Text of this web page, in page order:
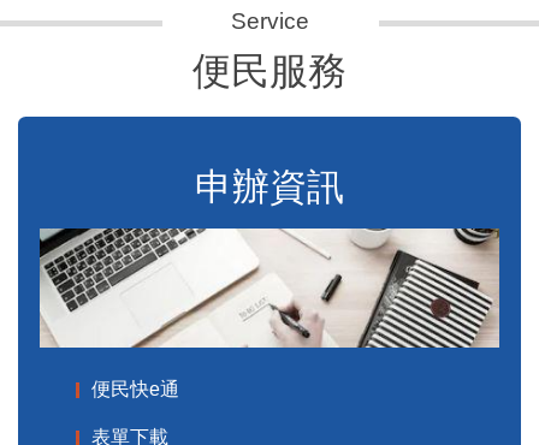
便民服務
申辦資訊
便民快e通
表單下載